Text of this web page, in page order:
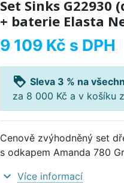
Set Sinks G22930
+ baterie Elasta
9 109 Kč s DPH
loyalty Sleva 3 % na
za 8 000 Kč a v košíku
Cenově zvýhodněný set
s odkapem Amanda 780
expand_more Více informací